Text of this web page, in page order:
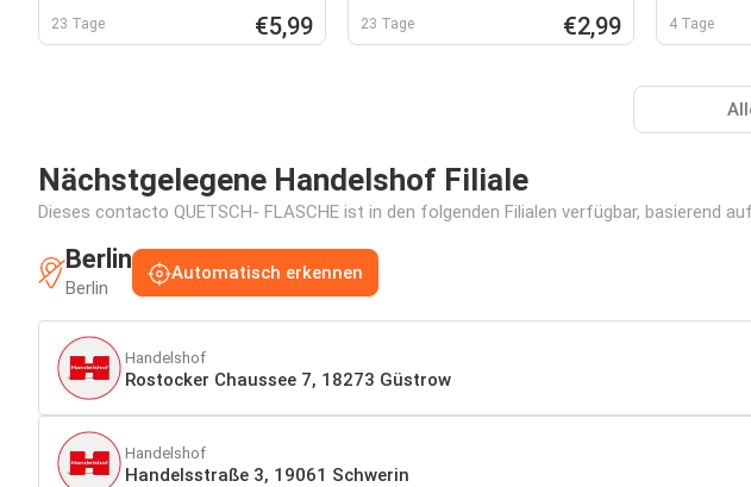
23 Tage €5,99 23 Tage €2,99 4 Tage
Nächstgelegene Handelshof Filiale
Dieses contacto QUETSCH- FLASCHE ist in den folgenden Filialen verfügbar, basierend
Berlin
Berlin
Automatisch erkennen
Handelshof
Rostocker Chaussee 7, 18273 Güstrow
Handelshof
Handelsstraße 3, 19061 Schwerin